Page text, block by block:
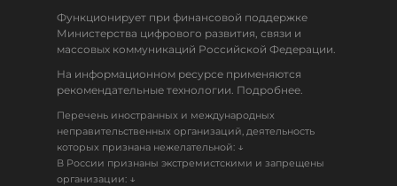
Функционирует при финансовой поддержке
Министерства цифрового развития, связи и
массовых коммуникаций Российской Федерации.
На информационном ресурсе применяются
рекомендательные технологии. Подробнее.
Перечень иностранных и международных
неправительственных организаций, деятельность
которых признана нежелательной: ↓
В России признаны экстремистскими и запрещены
организации: ↓